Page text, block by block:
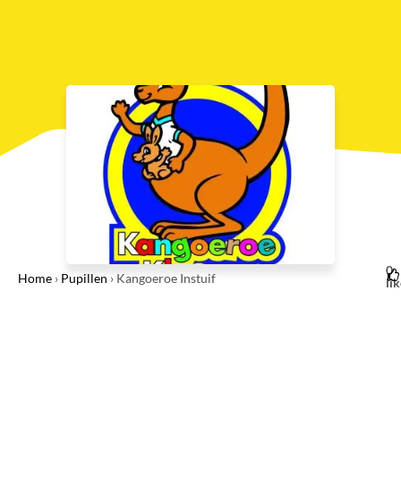
Home › Pupillen › Kangoeroe Instuif
0